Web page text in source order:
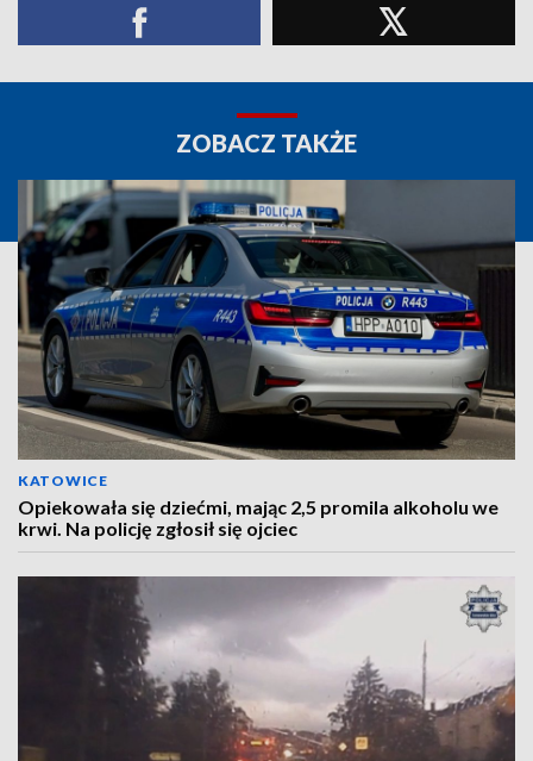
ZOBACZ TAKŻE
KATOWICE
Opiekowała się dziećmi, mając 2,5 promila alkoholu we
krwi. Na policję zgłosił się ojciec